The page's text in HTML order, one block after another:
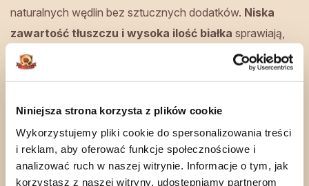
Niniejsza strona korzysta z plików cookie
Wykorzystujemy pliki cookie do spersonalizowania treści
i reklam, aby oferować funkcje społecznościowe i
analizować ruch w naszej witrynie. Informacje o tym, jak
korzystasz z naszej witryny, udostępniamy partnerom
naturalnych wędlin bez sztucznych dodatków. Niska
zawartość tłuszczu i wysoka ilość białka sprawiają,
że produkt jest idealny dla sportowców, osób aktywnych
fizycznie oraz zwolenników lekkiej kuchni.
Pierś z indyka – idealna do kanapek i
zdrowych posiłków
Dzięki swojej uniwersalnościdoskonale komponuje się